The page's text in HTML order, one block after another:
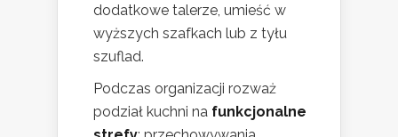
dodatkowe talerze, umieść w
wyższych szafkach lub z tyłu
szuflad.
Podczas organizacji rozważ
podział kuchni na funkcjonalne